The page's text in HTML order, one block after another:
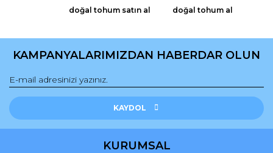
doğal tohum satın al
doğal tohum al
KAMPANYALARIMIZDAN HABERDAR OLUN
KAYDOL
KURUMSAL